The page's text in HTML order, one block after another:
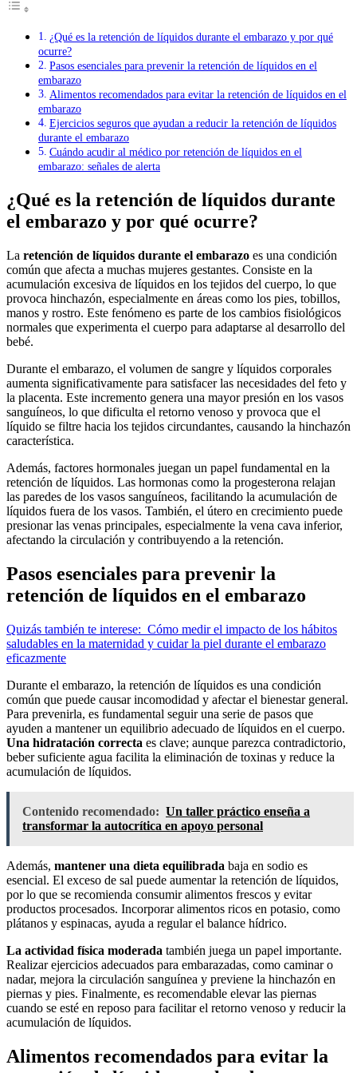
¿Qué es la retención de líquidos durante el embarazo y por qué
ocurre?
Pasos esenciales para prevenir la retención de líquidos en el
embarazo
Alimentos recomendados para evitar la retención de líquidos en el
embarazo
Ejercicios seguros que ayudan a reducir la retención de líquidos
durante el embarazo
Cuándo acudir al médico por retención de líquidos en el
embarazo: señales de alerta
¿Qué es la retención de líquidos durante
el embarazo y por qué ocurre?
La retención de líquidos durante el embarazo es una condición
común que afecta a muchas mujeres gestantes. Consiste en la
acumulación excesiva de líquidos en los tejidos del cuerpo, lo que
provoca hinchazón, especialmente en áreas como los pies, tobillos,
manos y rostro. Este fenómeno es parte de los cambios fisiológicos
normales que experimenta el cuerpo para adaptarse al desarrollo del
bebé.
Durante el embarazo, el volumen de sangre y líquidos corporales
aumenta significativamente para satisfacer las necesidades del feto y
la placenta. Este incremento genera una mayor presión en los vasos
sanguíneos, lo que dificulta el retorno venoso y provoca que el
líquido se filtre hacia los tejidos circundantes, causando la hinchazón
característica.
Además, factores hormonales juegan un papel fundamental en la
retención de líquidos. Las hormonas como la progesterona relajan
las paredes de los vasos sanguíneos, facilitando la acumulación de
líquidos fuera de los vasos. También, el útero en crecimiento puede
presionar las venas principales, especialmente la vena cava inferior,
afectando la circulación y contribuyendo a la retención.
Pasos esenciales para prevenir la
retención de líquidos en el embarazo
Quizás también te interese: Cómo medir el impacto de los hábitos
saludables en la maternidad y cuidar la piel durante el embarazo
eficazmente
Durante el embarazo, la retención de líquidos es una condición
común que puede causar incomodidad y afectar el bienestar general.
Para prevenirla, es fundamental seguir una serie de pasos que
ayuden a mantener un equilibrio adecuado de líquidos en el cuerpo.
Una hidratación correcta es clave; aunque parezca contradictorio,
beber suficiente agua facilita la eliminación de toxinas y reduce la
acumulación de líquidos.
Contenido recomendado: Un taller práctico enseña a
transformar la autocrítica en apoyo personal
Además, mantener una dieta equilibrada baja en sodio es
esencial. El exceso de sal puede aumentar la retención de líquidos,
por lo que se recomienda consumir alimentos frescos y evitar
productos procesados. Incorporar alimentos ricos en potasio, como
plátanos y espinacas, ayuda a regular el balance hídrico.
La actividad física moderada también juega un papel importante.
Realizar ejercicios adecuados para embarazadas, como caminar o
nadar, mejora la circulación sanguínea y previene la hinchazón en
piernas y pies. Finalmente, es recomendable elevar las piernas
cuando se esté en reposo para facilitar el retorno venoso y reducir la
acumulación de líquidos.
Alimentos recomendados para evitar la